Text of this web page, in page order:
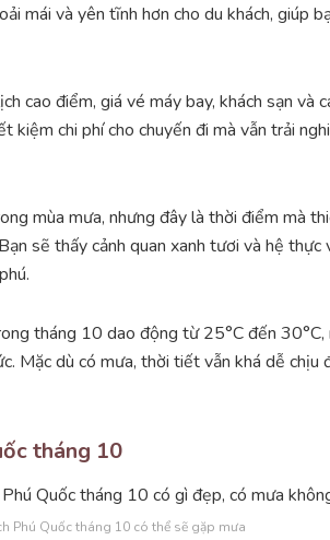
mái và yên tĩnh hơn cho du khách, giúp
cao điểm, giá vé máy bay, khách sạn và
chi phí cho chuyến đi mà vẫn trải
mùa mưa, nhưng đây là thời điểm mà
sẽ thấy cảnh quan xanh tươi và hệ
tháng 10 dao động từ 25°C đến 30°C,
Mặc dù có mưa, thời tiết vẫn khá dễ chịu
tháng 10
Phú Quốc tháng 10 có thể sẽ gặp mưa